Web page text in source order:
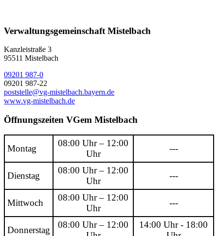
Verwaltungsgemeinschaft Mistelbach
Kanzleistraße 3
95511 Mistelbach
09201 987-0
09201 987-22
poststelle@vg-mistelbach.bayern.de
www.vg-mistelbach.de
Öffnungszeiten VGem Mistelbach
Montag
08:00 Uhr – 12:00
Uhr
---
Dienstag
08:00 Uhr – 12:00
Uhr
---
Mittwoch
08:00 Uhr – 12:00
Uhr
---
Donnerstag
08:00 Uhr – 12:00
14:00 Uhr - 18:00